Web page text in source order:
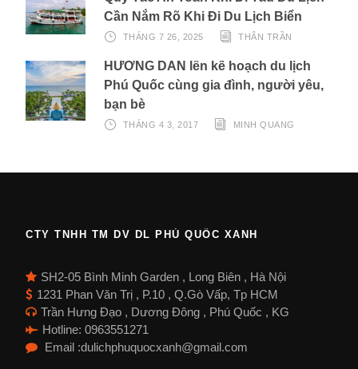
Cần Nắm Rõ Khi Đi Du Lịch Biển
THÁNG 7 26, 2025 THÂN TRẦN
HƯỚNG DẪN lên kế hoạch du lịch
Phú Quốc cùng gia đình, người yêu,
bạn bè
THÁNG 4 3, 2017 MINH QUANG
CTY TNHH TM DV DL PHÚ QUỐC XANH
SH2-05 Bình Minh Garden , Long Biên , Hà Nội
1231 Phan Văn Trị , P.10 , Q.Gò Vấp, Tp HCM
Trần Hưng Đạo , Dương Đông , Phú Quốc , KG
Hotline: 0963551271
Email :dulichphuquocxanh@gmail.com